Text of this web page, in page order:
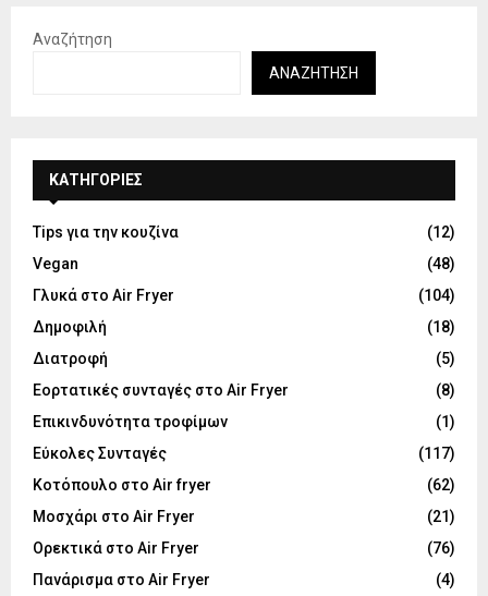
Αναζήτηση
ΑΝΑΖΉΤΗΣΗ
KΑΤΗΓΟΡΊΕΣ
Tips για την κουζίνα
(12)
Vegan
(48)
Γλυκά στο Air Fryer
(104)
Δημοφιλή
(18)
Διατροφή
(5)
Εορτατικές συνταγές στο Air Fryer
(8)
Επικινδυνότητα τροφίμων
(1)
Εύκολες Συνταγές
(117)
Κοτόπουλο στο Air fryer
(62)
Μοσχάρι στο Air Fryer
(21)
Ορεκτικά στο Air Fryer
(76)
Πανάρισμα στο Air Fryer
(4)